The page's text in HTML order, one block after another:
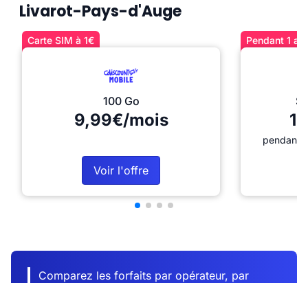
Livarot-Pays-d'Auge
Carte SIM à 1€
100 Go
9,99€/mois
Voir l'offre
Pendant 1
pendant
Comparez les forfaits par opérateur, par